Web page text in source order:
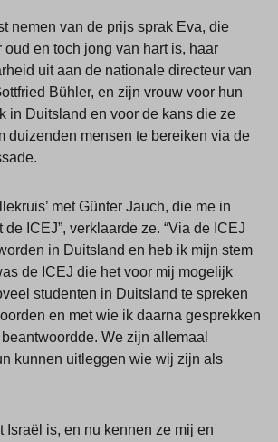
nemen van de prijs sprak Eva, die
oud en toch jong van hart is, haar
uit aan de nationale directeur van
Bühler, en zijn vrouw voor hun
in Duitsland en voor de kans die ze
duizenden mensen te bereiken via de
met Günter Jauch, die me in
de ICEJ”, verklaarde ze. “Via de ICEJ
in Duitsland en heb ik mijn stem
de ICEJ die het voor mij mogelijk
studenten in Duitsland te spreken
en met wie ik daarna gesprekken
We zijn allemaal
kunnen uitleggen wie wij zijn als
Israël is, en nu kennen ze mij en